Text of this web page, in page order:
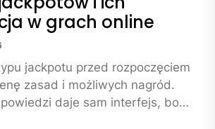
w grach online
jackpotu przed rozpoczęciem
zasad i możliwych nagród.
daje sam interfejs, bo